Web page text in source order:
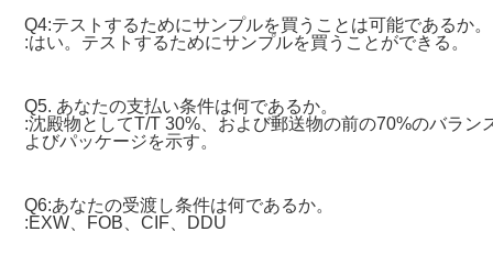
Q4:テストするためにサンプルを買うことは可能であるか。
:はい。テストするためにサンプルを買うことができる。
Q5. あなたの支払い条件は何であるか。
:沈殿物としてT/T 30%、および郵送物の前の70%のバラ
よびパッケージを示す。
Q6:あなたの受渡し条件は何であるか。
:EXW、FOB、CIF、DDU